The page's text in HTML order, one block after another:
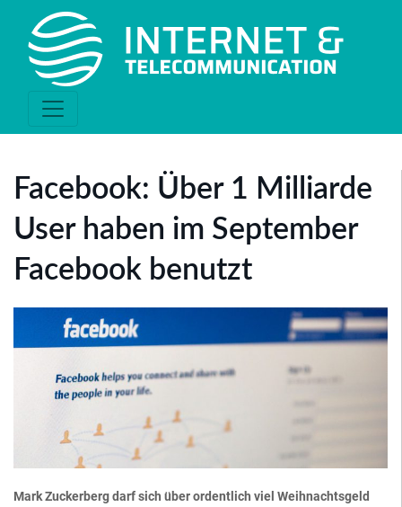
Facebook: Über 1 Milliarde
User haben im September
Facebook benutzt
Mark Zuckerberg darf sich über ordentlich viel Weihnachtsgeld